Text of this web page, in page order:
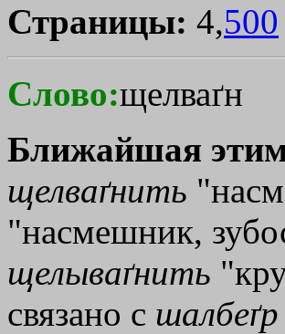
Страницы: 4,500
Слово:щелваґн
Ближайшая
щелваґнить
"насмешник,
щелываґнить
связано с шалбеґр